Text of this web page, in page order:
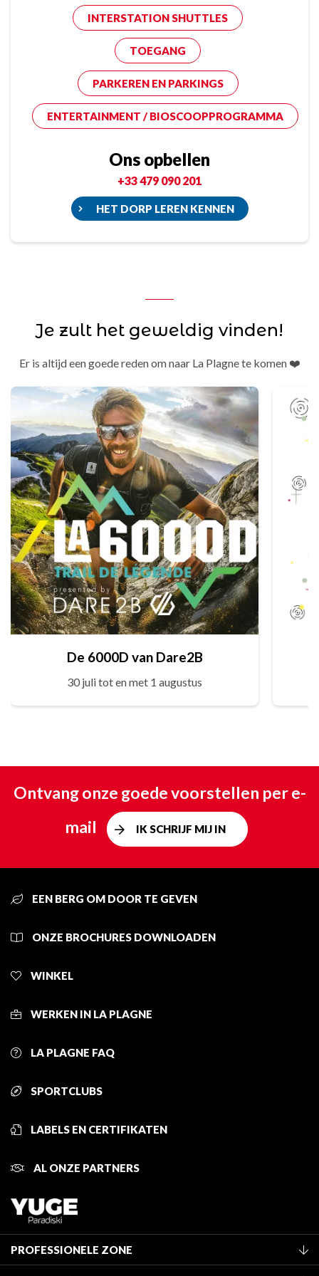
INTERSTATION SHUTTLES
TOEGANG
PARKEREN EN PARKINGS
ENTERTAINMENT / BIOSCOOPPROGRAMMA
Ons opbellen
+33 479 090 201
HET DORP LEREN KENNEN
Je zult het geweldig vinden!
Er is altijd een goede reden om naar La Plagne te komen ❤️
De 6000D van Dare2B
30 juli tot en met 1 augustus
Ontvang onze goede voorstellen per e-
mail
IK SCHRIJF MIJ IN
EEN BERG OM DOOR TE GEVEN
ONZE BROCHURES DOWNLOADEN
WINKEL
WERKEN IN LA PLAGNE
LA PLAGNE FAQ
SPORTCLUBS
LABELS EN CERTIFIKATEN
AL ONZE PARTNERS
PROFESSIONELE ZONE